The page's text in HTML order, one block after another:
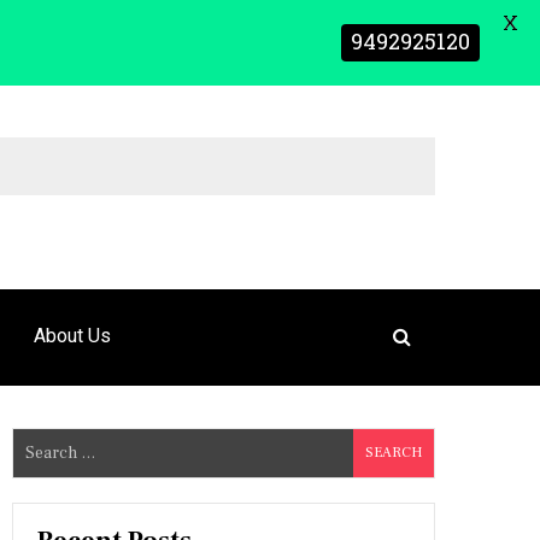
About Us
e
a
9492925120 X